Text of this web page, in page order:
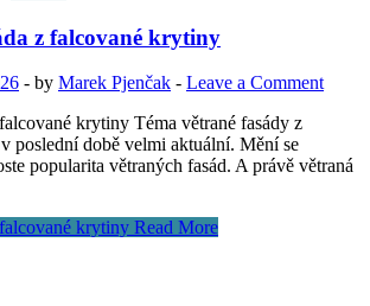
z falcované krytiny
- by Marek Pjenčak - Leave a Comment
krytiny Téma větrané fasády z
poslední době velmi aktuální. Mění se
popularita větraných fasád. A právě větraná
krytiny Read More